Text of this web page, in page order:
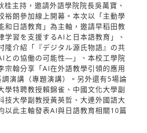
桂主持，邀請外語學院院長吳萬寶、
裕朗參加線上開幕。本次以「主動學
和日語教育」為主軸，邀請早稻田教
学習を支援するAIと日本語教育」、
隆介紹「『デジタル源氏物語』の共
との協働の可能性―」、本校工學院
宗翰分享「AI在外語教學引領的應用
演講（專題演講）。另外還有5場論
學特聘教授賴錦雀、中國文化大學副
技大學副教授黃英哲、大連外國語大
以此主軸發表AI與日語教育相關10篇